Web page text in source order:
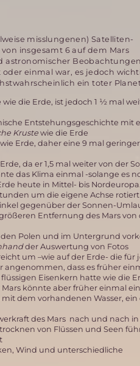
misslungenen) Satelliten-
insgesamt 6 auf dem Mars
astronomischer
oder einmal war, es jedoch
ein toter
die Erde, ist jedoch 1 ½ mal
Entstehungsgeschichte mit
Krustewie die Erde
Erde, daher eine 9 mal
da er 1,5 mal weiter von der
das Klima einmal -solange es
heute in Mittel- bis Nordeuropa.
um die eigene Achse rotiert
gegenüber der Sonnen-
Entfernung des Mars von
den Polen und im Untergrund
der Auswertung von Fotos
um –wie auf der Erde- die für
angenommen, dass es früher
Eisenkern hatte wie die
könnte aber früher einmal
dem vorhandenen Wasser, ein
des Mars nach und nach
von Flüssen und Seen
Wind und unterschiedliche